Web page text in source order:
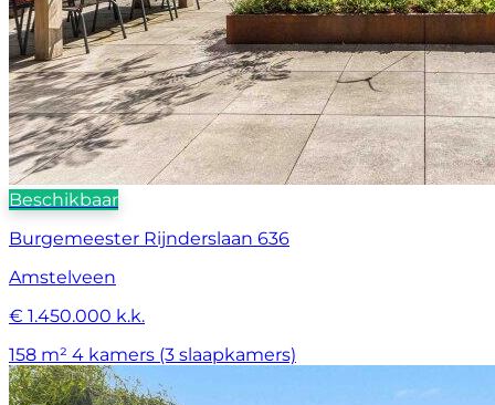
Beschikbaar
Burgemeester Rijnderslaan 636
Amstelveen
€ 1.450.000 k.k.
158 m² 4 kamers (3 slaapkamers)